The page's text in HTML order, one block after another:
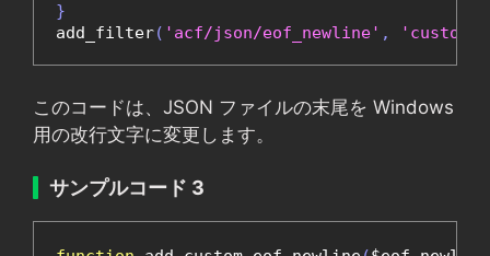
}
add_filter( 'acf/json/eof_newline' ,
このコードは、JSON ファイルの末尾を Windows
用の改行文字に変更します。
サンプルコード 3